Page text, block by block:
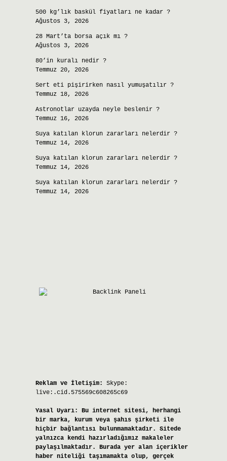
500 kg’lık baskül fiyatları ne kadar ?
Ağustos 3, 2026
28 Mart’ta borsa açık mı ?
Ağustos 3, 2026
80’in kuralı nedir ?
Temmuz 20, 2026
Sert eti pişirirken nasıl yumuşatılır ?
Temmuz 18, 2026
Astronotlar uzayda neyle beslenir ?
Temmuz 16, 2026
Suya katılan klorun zararları nelerdir ?
Temmuz 14, 2026
Suya katılan klorun zararları nelerdir ?
Temmuz 14, 2026
Suya katılan klorun zararları nelerdir ?
Temmuz 14, 2026
Reklam ve İletişim:
Skype:
live:.cid.575569c608265c69
Yasal Uyarı:
Bu internet sitesi, herhangi
bir marka, kurum veya şahıs şirketi ile
hiçbir bağlantısı bulunmamaktadır. Sitede
yalnızca kendi hazırladığımız makaleler
paylaşılmaktadır. Burada yer alan içerikler
haber niteliği taşımamakta olup, gerçek